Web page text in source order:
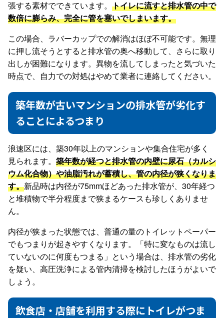
張する素材でできています。 トイレに流すと排水管の中で
数倍に膨らみ、完全に管を塞いでしまいます。
この場合、ラバーカップでの解消はほぼ不可能です。無理
に押し流そうとすると排水管の奥へ移動して、さらに取り
出しが困難になります。異物を流してしまったと気づいた
時点で、自力での対処はやめて業者に連絡してください。
築年数が古いマンションの排水管が劣化す
ることによるつまり
浪速区には、築30年以上のマンションや集合住宅が多く
見られます。 築年数が経つと排水管の内壁に尿石（カルシ
ウム化合物）や油脂汚れが蓄積し、管の内径が狭くなりま
す。新品時は内径が75mmほどあった排水管が、30年経つ
と堆積物で半分程度まで狭まるケースも珍しくありませ
ん。
内径が狭まった状態では、普通の量のトイレットペーパー
でもつまりが起きやすくなります。「特に変なものは流し
ていないのに何度もつまる」という場合は、排水管の劣化
を疑い、高圧洗浄による管内清掃を検討したほうがよいで
しょう。
飲食店・店舗を利用する際にトイレがつま